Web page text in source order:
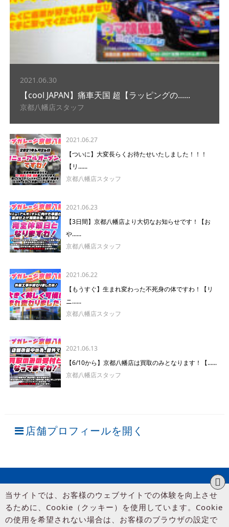
2021.06.30
【cool JAPAN】痛車天国 超【ラッピングの......
京都八幡店スタッフ
2021.06.27
【ついに】大変長らくお待たせいたしました！！！
【リ......
京都八幡店スタッフ
2021.06.23
【3日間】京都八幡店より大切なお知らせです！【お
や......
京都八幡店スタッフ
2021.06.22
【もうすぐ】生まれ変わった不死身の体ですわ！【リ
ニ......
京都八幡店スタッフ
2021.06.13
【6/10から】京都八幡店は買取のみとなります！【......
京都八幡店スタッフ
店舗プロフィールを開く
当サイトでは、お客様のウェブサイトでの体験を向上させ
るために、Cookie（クッキー）を使用しています。Cookie
の使用を希望されない場合は、お客様のブラウザの設定で